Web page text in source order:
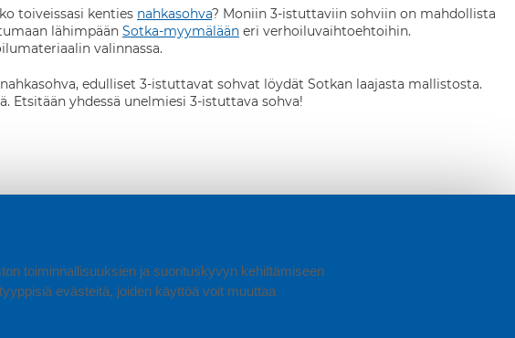
toiminnallisuuksien ja suorituskyvyn kehittämiseen
evästeitä, joiden käyttöä voit muuttaa
toiveissasi kenties nahkasohva? Moniin 3-istuttaviin sohviin on mahdollista
lähimpään Sotka-myymälään eri verhoiluvaihtoehtoihin.
valinnassa.
edulliset 3-istuttavat sohvat löydät Sotkan laajasta mallistosta.
Etsitään yhdessä unelmiesi 3-istuttava sohva!